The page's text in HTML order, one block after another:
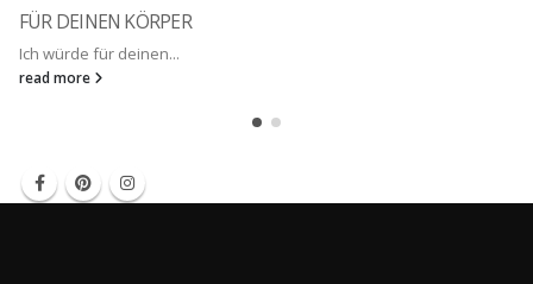
FÜR DEINEN KÖRPER
Ich würde für deinen...
read more